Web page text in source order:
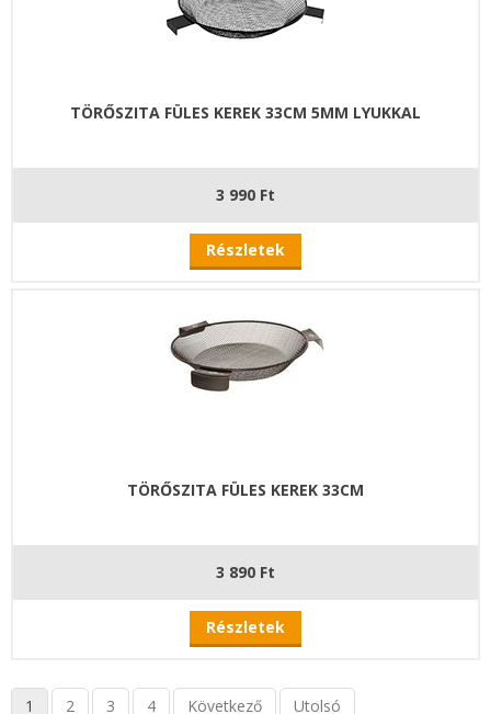
TÖRŐSZITA FÜLES KEREK 33CM 5MM LYUKKAL
3 990 Ft
Részletek
TÖRŐSZITA FÜLES KEREK 33CM
3 890 Ft
Részletek
1 2 3 4 Következő Utolsó